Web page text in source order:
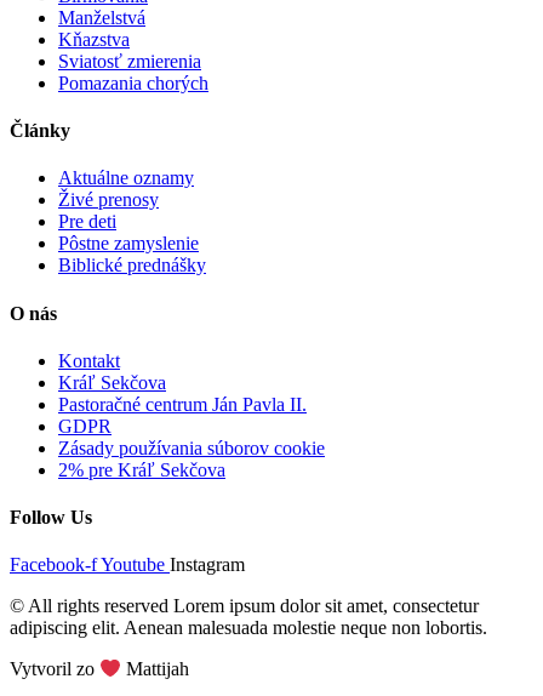
Manželstvá
Kňazstva
Sviatosť zmierenia
Pomazania chorých
Články
Aktuálne oznamy
Živé prenosy
Pre deti
Pôstne zamyslenie
Biblické prednášky
O nás
Kontakt
Kráľ Sekčova
Pastoračné centrum Ján Pavla II.
GDPR
Zásady používania súborov cookie
2% pre Kráľ Sekčova
Follow Us
Facebook-fYoutube Instagram
© All rights reserved Lorem ipsum dolor sit amet, consectetur
adipiscing elit. Aenean malesuada molestie neque non lobortis.
Vytvoril zo Mattijah